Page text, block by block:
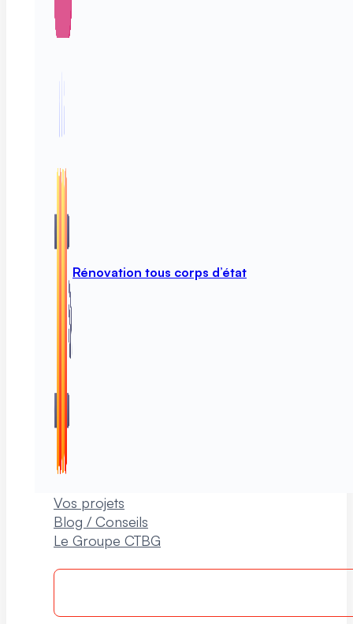
Rénovation tous corps d’état
Vos projets
Blog / Conseils
Le Groupe CTBG